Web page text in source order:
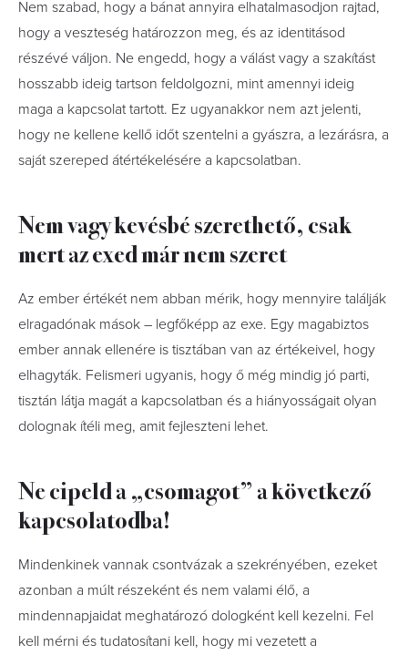
Nem szabad, hogy a bánat annyira elhatalmasodjon rajtad,
hogy a veszteség határozzon meg, és az identitásod
részévé váljon. Ne engedd, hogy a válást vagy a szakítást
hosszabb ideig tartson feldolgozni, mint amennyi ideig
maga a kapcsolat tartott. Ez ugyanakkor nem azt jelenti,
hogy ne kellene kellő időt szentelni a gyászra, a lezárásra, a
saját szereped átértékelésére a kapcsolatban.
Nem vagy kevésbé szerethető, csak
mert az exed már nem szeret
Az ember értékét nem abban mérik, hogy mennyire találják
elragadónak mások – legfőképp az exe. Egy magabiztos
ember annak ellenére is tisztában van az értékeivel, hogy
elhagyták. Felismeri ugyanis, hogy ő még mindig jó parti,
tisztán látja magát a kapcsolatban és a hiányosságait olyan
dolognak ítéli meg, amit fejleszteni lehet.
Ne cipeld a „csomagot” a következő
kapcsolatodba!
Mindenkinek vannak csontvázak a szekrényében, ezeket
azonban a múlt részeként és nem valami élő, a
mindennapjaidat meghatározó dologként kell kezelni. Fel
kell mérni és tudatosítani kell, hogy mi vezetett a